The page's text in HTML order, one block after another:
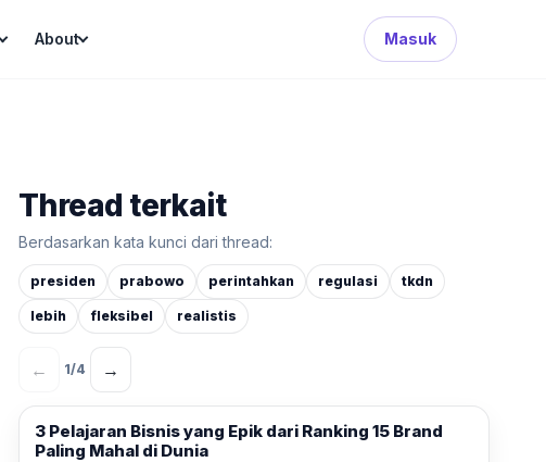
About Masuk
Search Button
Thread terkait
Berdasarkan kata kunci dari thread:
presiden prabowo perintahkan regulasi tkdn
lebih fleksibel realistis
← 1/4 →
3 Pelajaran Bisnis yang Epik dari Ranking 15 Brand
Paling Mahal di Dunia